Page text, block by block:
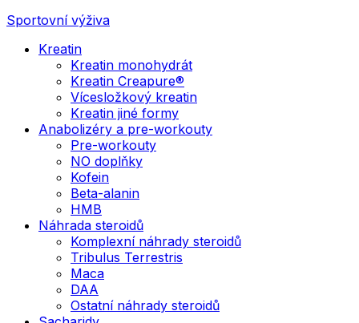
Sportovní výživa
Kreatin
Kreatin monohydrát
Kreatin Creapure®
Vícesložkový kreatin
Kreatin jiné formy
Anabolizéry a pre-workouty
Pre-workouty
NO doplňky
Kofein
Beta-alanin
HMB
Náhrada steroidů
Komplexní náhrady steroidů
Tribulus Terrestris
Maca
DAA
Ostatní náhrady steroidů